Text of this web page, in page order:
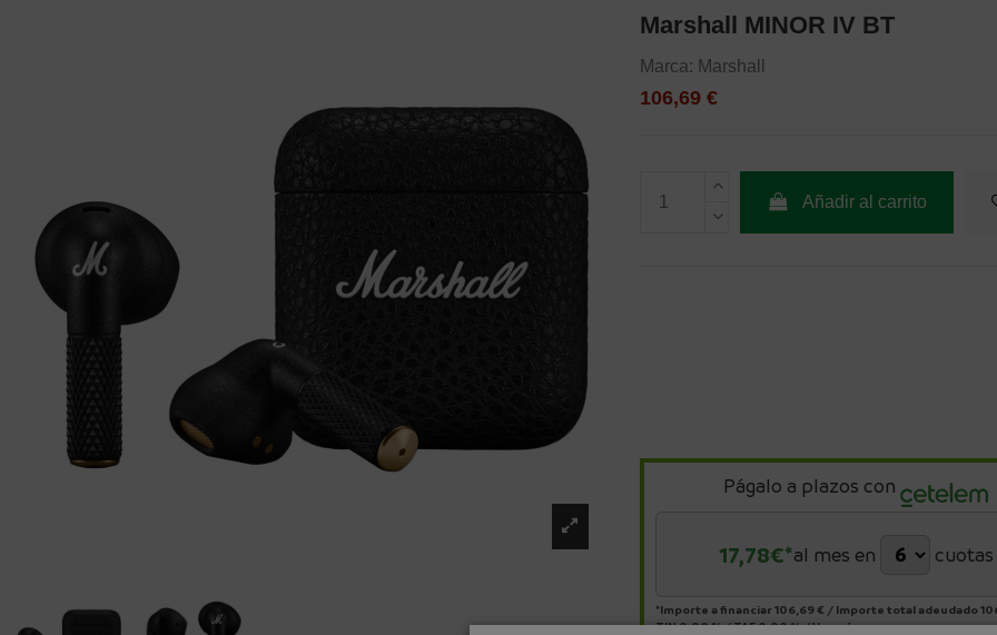
Marshall MINOR IV BT
Marca: Marshall
106,69 €
Añadir al carrito
Págalo a plazos con
17,78€*al mes en cuotas
*Importe a financiar 106,69 € / Importe total adeudado
TIN0,00 %/TAE0,00 %/Ver más